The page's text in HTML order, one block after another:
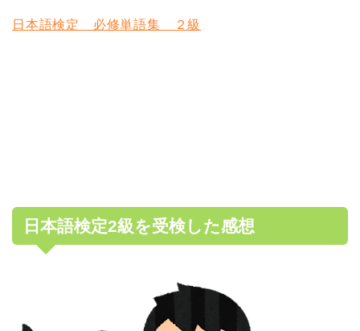
日本語検定 必修単語集 ２級
日本語検定2級を受検した感想